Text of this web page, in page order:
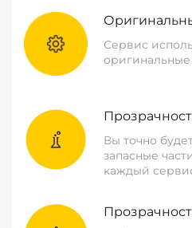
Сервис
оригинальные
Вы точно
запасные
каждый